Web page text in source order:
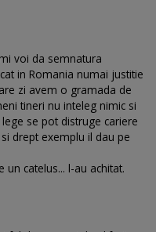
voi da semnatura
in Romania numai justitie
zi avem o gramada de
tineri nu inteleg nimic si
se pot distruge cariere
drept exemplu il dau pe
catelus... l-au achitat.